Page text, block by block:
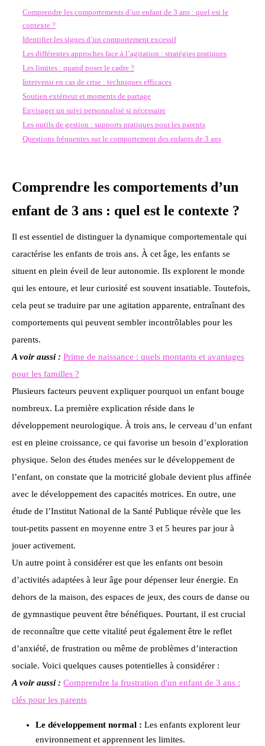
Comprendre les comportements d’un enfant de 3 ans : quel est le
contexte ?
Identifier les signes d’un comportement excessif
Les différentes approches face à l’agitation : stratégies pratiques
Les limites : quand poser le cadre ?
Intervenir en cas de crise : techniques efficaces
Soutien extérieur et moments de partage
Envisager un suivi personnalisé si nécessaire
Les outils de gestion : supports pratiques pour les parents
Questions fréquentes sur le comportement des enfants de 3 ans
Comprendre les comportements d’un
enfant de 3 ans : quel est le contexte ?
Il est essentiel de distinguer la dynamique comportementale qui
caractérise les enfants de trois ans. À cet âge, les enfants se
situent en plein éveil de leur autonomie. Ils explorent le monde
qui les entoure, et leur curiosité est souvent insatiable. Toutefois,
cela peut se traduire par une agitation apparente, entraînant des
comportements qui peuvent sembler incontrôlables pour les
parents.
A voir aussi : Prime de naissance : quels montants et avantages
pour les familles ?
Plusieurs facteurs peuvent expliquer pourquoi un enfant bouge
nombreux. La première explication réside dans le
développement neurologique. À trois ans, le cerveau d’un enfant
est en pleine croissance, ce qui favorise un besoin d’exploration
physique. Selon des études menées sur le développement de
l’enfant, on constate que la motricité globale devient plus affinée
avec le développement des capacités motrices. En outre, une
étude de l’Institut National de la Santé Publique révèle que les
tout-petits passent en moyenne entre 3 et 5 heures par jour à
jouer activement.
Un autre point à considérer est que les enfants ont besoin
d’activités adaptées à leur âge pour dépenser leur énergie. En
dehors de la maison, des espaces de jeux, des cours de danse ou
de gymnastique peuvent être bénéfiques. Pourtant, il est crucial
de reconnaître que cette vitalité peut également être le reflet
d’anxiété, de frustration ou même de problèmes d’interaction
sociale. Voici quelques causes potentielles à considérer :
A voir aussi : Comprendre la frustration d'un enfant de 3 ans :
clés pour les parents
Le développement normal : Les enfants explorent leur
environnement et apprennent les limites.